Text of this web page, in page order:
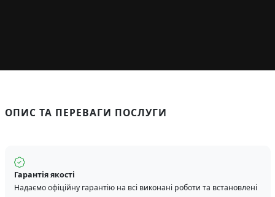
ОПИС ТА ПЕРЕВАГИ ПОСЛУГИ
Гарантія якості
Надаємо офіційну гарантію на всі виконані роботи та встановлені